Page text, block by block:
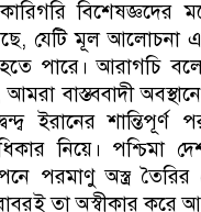
বিশেষজ্ঞদের
যেটি মূল আলোচনা
হতে পারে। আরাগচি
বাস্তববাদী
ইরানের শান্তিপূর্ণ
নিয়ে। পশ্চিমা
পরমাণু অস্ত্র তৈরির
তা অস্বীকার করে